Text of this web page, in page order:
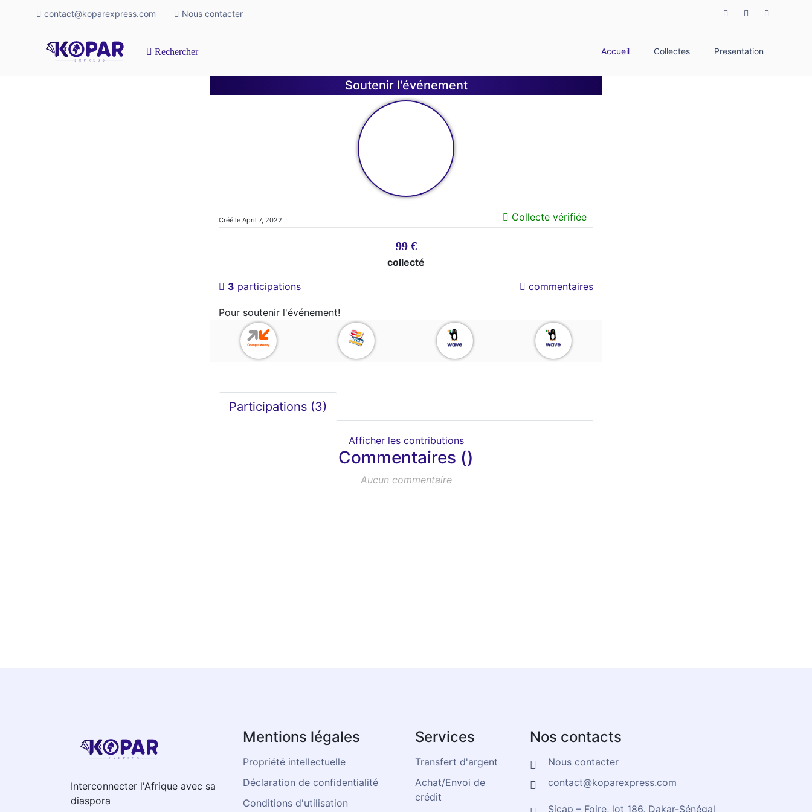
contact@koparexpress.com Nous contacter
Rechercher Accueil Collectes Presentation
Soutenir l'événement
Collecte vérifiée
Créé le April 7, 2022
99 €
collecté
3 participations commentaires
Pour soutenir l'événement!
Participations (3)
Afficher les contributions
Commentaires ()
Aucun commentaire
Interconnecter l'Afrique avec sa
diaspora
Mentions légales
Propriété intellectuelle
Déclaration de confidentialité
Conditions d'utilisation
Services
Transfert d'argent
Achat/Envoi de
crédit
Nos contacts
Nous contacter
contact@koparexpress.com
Sicap – Foire, lot 186, Dakar-Sénégal